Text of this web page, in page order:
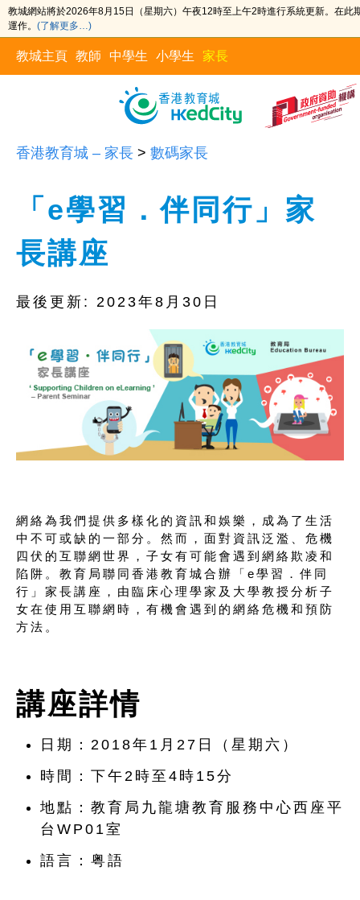
教城網站將於2026年8月15日（星期六）午夜12時至上午2時進行系統更新。在此
運作。 (了解更多…)
教城主頁 教師 中學生 小學生 家長
香港教育城 – 家長 > 數碼家長
「e學習．伴同行」家
長講座
最後更新: 2023年8月30日
網絡為我們提供多樣化的資訊和娛樂，成為了生活
中不可或缺的一部分。然而，面對資訊泛濫、危機
四伏的互聯網世界，子女有可能會遇到網絡欺凌和
陷阱。教育局聯同香港教育城合辦「e學習．伴同
行」家長講座，由臨床心理學家及大學教授分析子
女在使用互聯網時，有機會遇到的網絡危機和預防
方法。
講座詳情
日期：2018年1月27日（星期六）
時間：下午2時至4時15分
地點：教育局九龍塘教育服務中心西座平
台WP01室
語言：粤語